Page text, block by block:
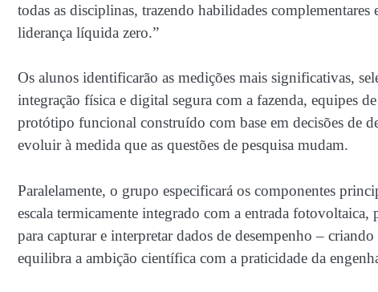
todas as disciplinas, trazendo habilidades complementares
liderança líquida zero.”
Os alunos identificarão as medições mais significativas,
integração física e digital segura com a fazenda, equipes
protótipo funcional construído com base em decisões de
evoluir à medida que as questões de pesquisa mudam.
Paralelamente, o grupo especificará os componentes
escala termicamente integrado com a entrada
para capturar e interpretar dados de desempenho –
equilibra a ambição científica com a praticidade da